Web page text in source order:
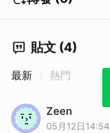
貼文 (4)
最新 熱門
Zeen
05月12日14:54